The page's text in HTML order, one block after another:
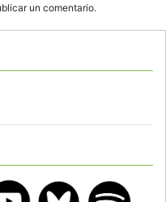
un comentario.